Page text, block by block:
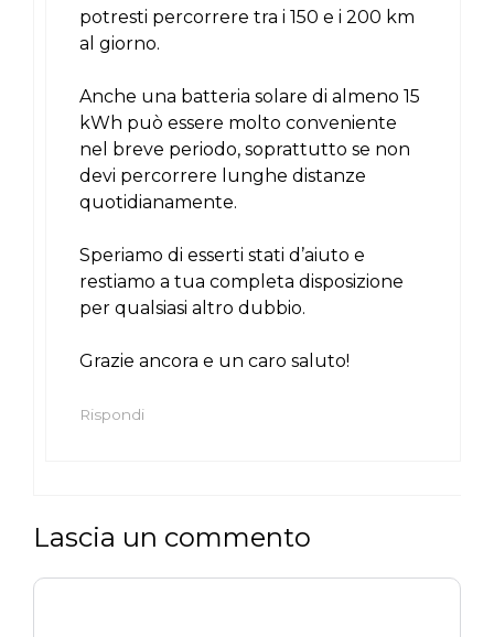
potresti percorrere tra i 150 e i 200 km
al giorno.
Anche una batteria solare di almeno 15
kWh può essere molto conveniente
nel breve periodo, soprattutto se non
devi percorrere lunghe distanze
quotidianamente.
Speriamo di esserti stati d’aiuto e
restiamo a tua completa disposizione
per qualsiasi altro dubbio.
Grazie ancora e un caro saluto!
Rispondi
Lascia un commento
Commento
Nome
Email
Sito